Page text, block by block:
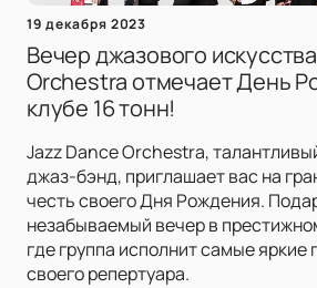
19 декабря 2023
Вечер джазового
Orchestra отмечает День
клубе 16 тонн!
Jazz Dance Orchestra,
джаз-бэнд, приглашает вас на
честь своего Дня Рождения.
незабываемый вечер в
где группа исполнит самые яркие
своего репертуара.